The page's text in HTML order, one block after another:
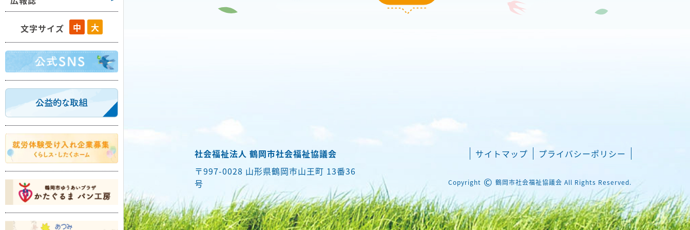
引
日
海
文字サイズ 中 大
社会福祉法人 鶴岡市社会福祉協議会
〒997-0028 山形県鶴岡市山王町 13番36
号
サイトマップ プライバシーポリシー
Copyright © 鶴岡市社会福祉協議会 All Rights Reserved.